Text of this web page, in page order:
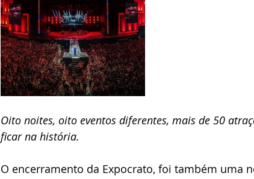
Oito noites, oito eventos diferentes, mais de 50
ficar na história.
O encerramento da Expocrato, foi também uma